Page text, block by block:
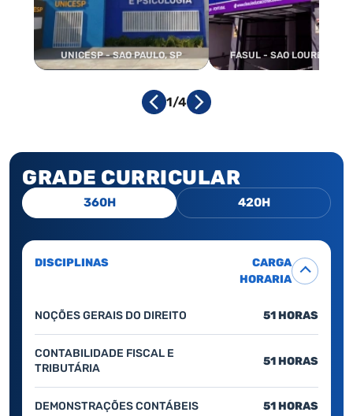
UNICESP - SAO PAULO, SP FASUL - SAO LOURENCO,
1/4
GRADE CURRICULAR
360H 420H
DISCIPLINAS
CARGA
HORARIA
NOÇÕES GERAIS DO DIREITO 51 HORAS
CONTABILIDADE FISCAL E
TRIBUTÁRIA
51 HORAS
DEMONSTRAÇÕES CONTÁBEIS 51 HORAS